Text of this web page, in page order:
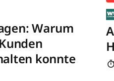
Warum
konnte